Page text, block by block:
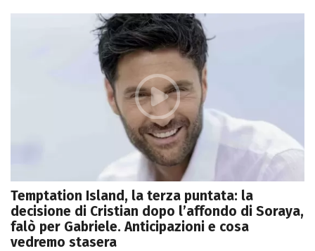
Temptation Island, la terza puntata: la
decisione di Cristian dopo l’affondo di Soraya,
falò per Gabriele. Anticipazioni e cosa
vedremo stasera